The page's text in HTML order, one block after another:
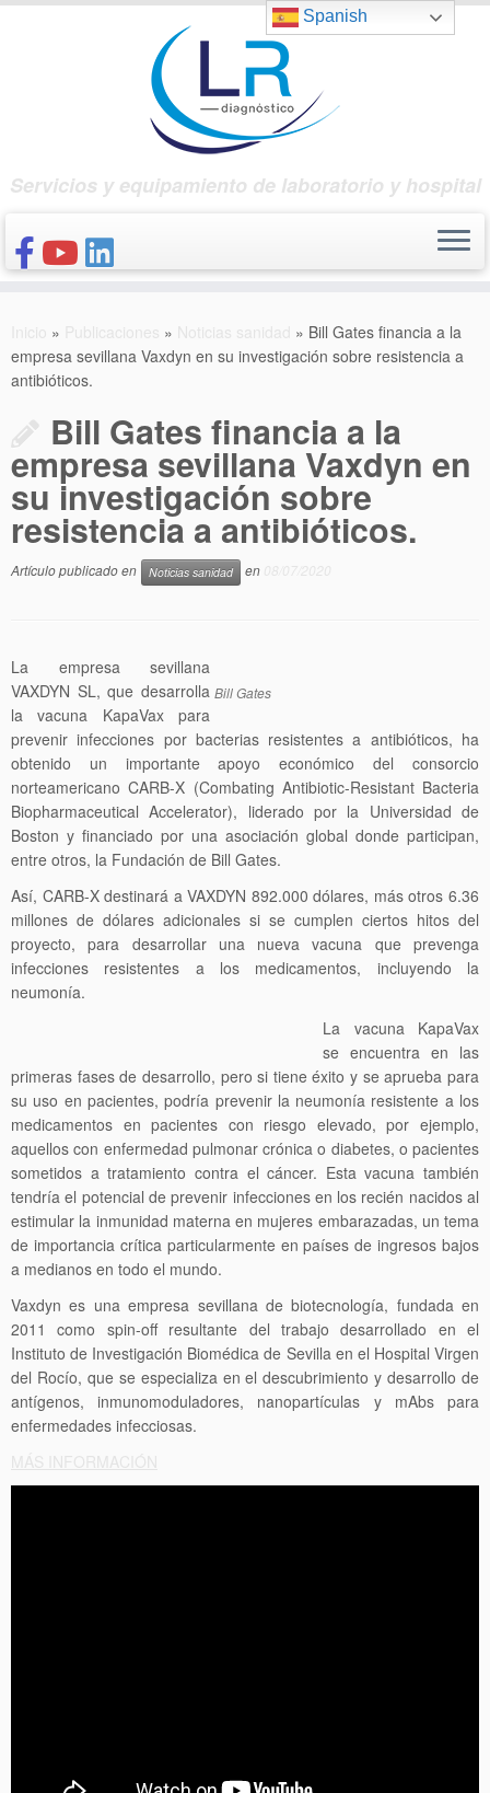
Saltar
Servicios y equipamiento de laboratorio y hospital
CONÓCENOS
NUESTROS PRODUCTOS
PUBLICACIONES
CONTACTO
» » » Bill Gates financia a la
empresa sevillana Vaxdyn en su investigación sobre resistencia a
antibióticos.
Bill Gates financia a la
empresa sevillana Vaxdyn en
su investigación sobre
resistencia a antibióticos.
Artículo publicado en Noticias sanidad en
Bill Gates
La empresa sevillana
VAXDYN SL, que desarrolla
la vacuna KapaVax para
prevenir infecciones por bacterias resistentes a antibióticos, ha
obtenido un importante apoyo económico del consorcio
norteamericano CARB-X (Combating Antibiotic-Resistant Bacteria
Biopharmaceutical Accelerator), liderado por la Universidad de
Boston y financiado por una asociación global donde participan,
entre otros, la Fundación de Bill Gates.
Así, CARB-X destinará a VAXDYN 892.000 dólares, más otros 6.36
millones de dólares adicionales si se cumplen ciertos hitos del
proyecto, para desarrollar una nueva vacuna que prevenga
infecciones resistentes a los medicamentos, incluyendo la
neumonía.
La vacuna KapaVax
se encuentra en las
primeras fases de desarrollo, pero si tiene éxito y se aprueba para
su uso en pacientes, podría prevenir la neumonía resistente a los
medicamentos en pacientes con riesgo elevado, por ejemplo,
aquellos con enfermedad pulmonar crónica o diabetes, o pacientes
sometidos a tratamiento contra el cáncer. Esta vacuna también
tendría el potencial de prevenir infecciones en los recién nacidos al
estimular la inmunidad materna en mujeres embarazadas, un tema
de importancia crítica particularmente en países de ingresos bajos
a medianos en todo el mundo.
Vaxdyn es una empresa sevillana de biotecnología, fundada en
2011 como spin-off resultante del trabajo desarrollado en el
Instituto de Investigación Biomédica de Sevilla en el Hospital Virgen
del Rocío, que se especializa en el descubrimiento y desarrollo de
antígenos, inmunomoduladores, nanopartículas y mAbs para
enfermedades infecciosas.
Spanish